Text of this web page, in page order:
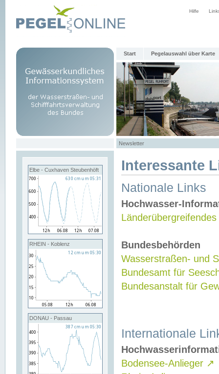
Hilfe
Start Pegelauswahl über Karte
Newsletter
Elbe - Cuxhaven Steubenhöft
RHEIN - Koblenz
DONAU - Passau
Interessante
Nationale Links
Hochwasser-
Bundesbehörden
Wasserstraßen- und
Bundesamt für
Bundesanstalt für
Internationale
Bodensee-Anlieger ↗